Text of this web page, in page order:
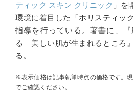
ティック スキン クリニック 」を
環境に着目した「ホリスティッ
指導を行っている。著書に、『
る 美しい肌が生まれるところ
る。
※表示価格は記事執筆時点の価格です。
でご確認ください。